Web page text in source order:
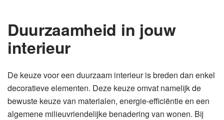
Duurzaamheid in jouw
interieur
De keuze voor een duurzaam interieur is breden dan enkel
decoratieve elementen. Deze keuze omvat namelijk de
bewuste keuze van materialen, energie-efficiëntie en een
algemene milieuvriendelijke benadering van wonen. Bij